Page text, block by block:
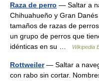
Raza de perro — Saltar a
Chihuahueño y Gran
tamaños de razas de
un grupo de perros que
idénticas en su …
Wikipedia
Rottweiler— Saltar a
con rabo sin cortar.